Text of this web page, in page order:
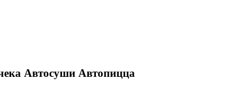
Автосуши Автопицца